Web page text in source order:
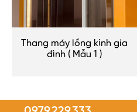
Thang máy lồng kính gia
đình ( Mẫu 1 )